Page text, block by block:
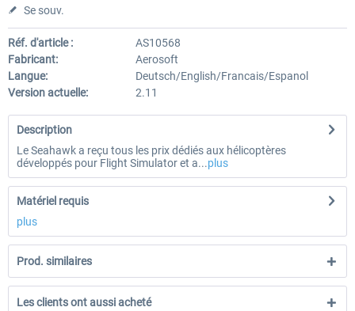
Se souv.
Réf. d'article :
AS10568
Fabricant:
Aerosoft
Langue:
Deutsch/English/Francais/Espanol
Version actuelle:
2.11
Description
Le Seahawk a reçu tous les prix dédiés aux hélicoptères
développés pour Flight Simulator et a...plus
Matériel requis
plus
Prod. similaires
Les clients ont aussi acheté